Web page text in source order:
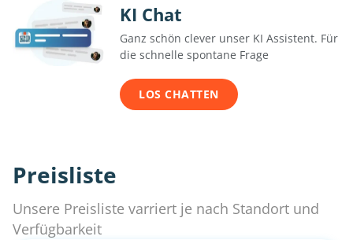
KI Chat
Ganz schön clever unser KI Assistent. Für
die schnelle spontane Frage
LOS CHATTEN
Preisliste
Unsere Preisliste varriert je nach Standort und
Verfügbarkeit